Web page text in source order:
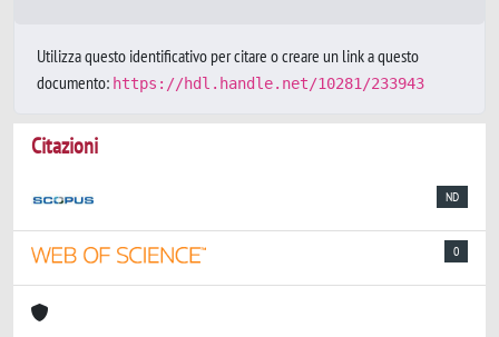
Utilizza questo identificativo per citare o creare un link a questo
documento: https://hdl.handle.net/10281/233943
Citazioni
ND
0